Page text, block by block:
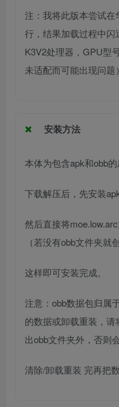
注：我将此版本尝试在
行，结果加载过程中
K3V2处理器，GPU型
未适配而可能出现问题）
安装方法
本体为包含apk和obb的
下载解压后，先安装
然后直接将
（若没有obb文件夹就
这样即可安装完成。
注意：obb数据包归属
的数据或卸载重装，
出obb文件夹外，否则
清除/卸载重装 完再把